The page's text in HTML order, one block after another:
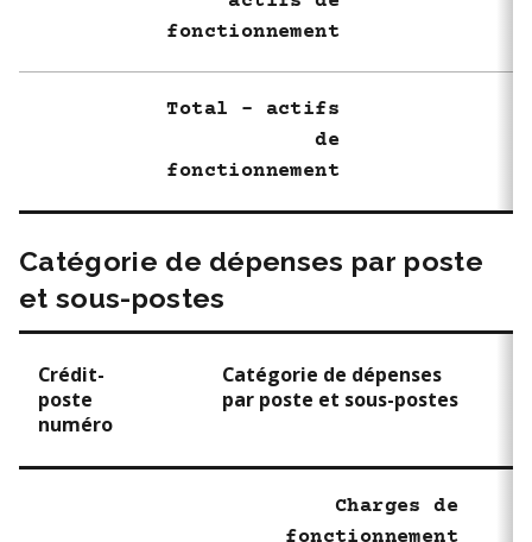
fonctionnement
Total - actifs
de
fonctionnement
Catégorie de dépenses par poste
et sous-postes
Crédit-
poste
numéro
Catégorie de dépenses
par poste et sous-postes
Charges de
fonctionnement